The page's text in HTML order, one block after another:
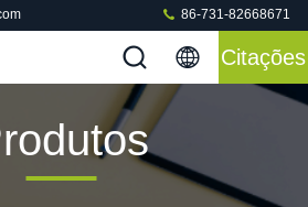
86-731-82668671
Citações